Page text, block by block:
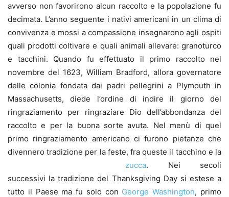
avverso non favorirono alcun raccolto e la popolazione fu
decimata. L’anno seguente i nativi americani in un clima di
convivenza e mossi a compassione insegnarono agli ospiti
quali prodotti coltivare e quali animali allevare: granoturco
e tacchini. Quando fu effettuato il primo raccolto nel
novembre del 1623, William Bradford, allora governatore
delle colonia fondata dai padri pellegrini a Plymouth in
Massachusetts, diede l’ordine di indire il giorno del
ringraziamento per ringraziare Dio dell’abbondanza del
raccolto e per la buona sorte avuta. Nel menù di quel
primo ringraziamento americano ci furono pietanze che
divennero tradizione per la feste, fra queste il tacchino e la
zucca. Nei secoli
successivi la tradizione del Thanksgiving Day si estese a
tutto il Paese ma fu solo con George Washington, primo